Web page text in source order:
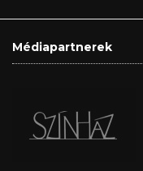
Médiapartnerek